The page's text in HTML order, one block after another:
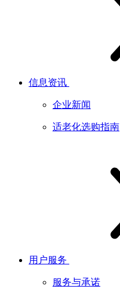
信息资讯
企业新闻
适老化选购指南
用户服务
服务与承诺